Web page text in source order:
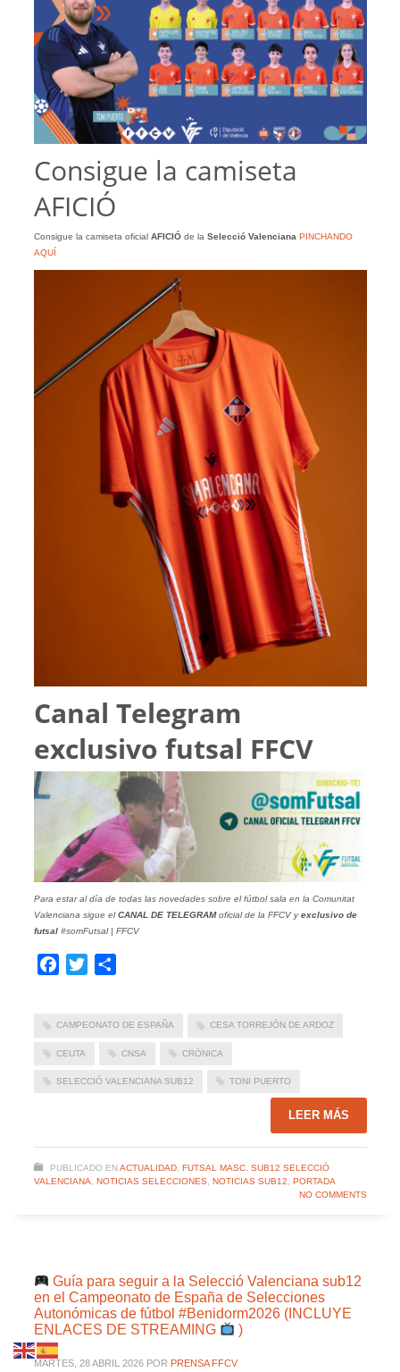
Consigue la camiseta
AFICIÓ
Consigue la camiseta oficial AFICIÓde la Selecció Valenciana PINCHANDO
AQUÍ
Canal Telegram
exclusivo futsal FFCV
Para estar al día de todas las novedades sobre el fútbol sala en la Comunitat
Valenciana sigue elCANAL DE TELEGRAMoficial de la FFCV yexclusivo de
futsal#somFutsal | FFCV
Facebook
Twitter
CAMPEONATO DE ESPAÑA CESA TORREJÓN DE ARDOZ
CEUTA CNSA CRÓNICA
SELECCIÓ VALENCIANA SUB12 TONI PUERTO
LEER MÁS
PUBLICADO EN ACTUALIDAD, FUTSAL MASC. SUB12 SELECCIÓ
VALENCIANA, NOTICIAS SELECCIONES, NOTICIAS SUB12, PORTADA
NO COMMENTS
Guía para seguir a la Selecció Valenciana sub12
en el Campeonato de España de Selecciones
Autonómicas de fútbol #Benidorm2026 (INCLUYE
ENLACES DE STREAMING
)
MARTES, 28 ABRIL 2026 POR PRENSA FFCV